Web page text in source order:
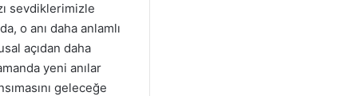
sevdiklerimizle
o anı daha anlamlı
açıdan daha
yeni anılar
geleceğe